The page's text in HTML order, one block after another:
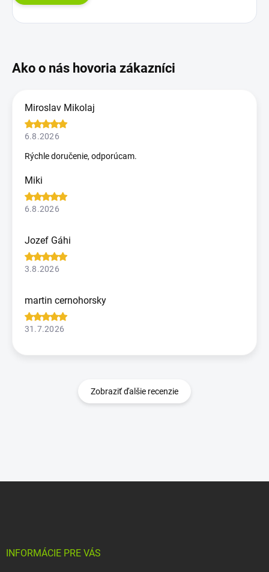
Miroslav Mikolaj
6.8.2026
Rýchle doručenie, odporúcam.
Miki
6.8.2026
Jozef Gáhi
3.8.2026
martin cernohorsky
31.7.2026
Zobraziť ďalšie recenzie
INFORMÁCIE PRE VÁS